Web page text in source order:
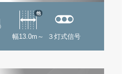
幅13.0m～
他
３灯式信号